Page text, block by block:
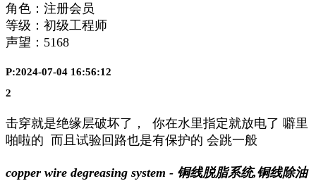
角色：注册会员
等级：初级工程师
声望： 5168
P:2024-07-04 16:56:12
2
击穿就是绝缘层破坏了， 你在水里指定就放电了 噼里
啪啦的 而且试验回路也是有保护的 会跳一般
copper wire degreasing system - 铜线脱脂系统,铜线除油